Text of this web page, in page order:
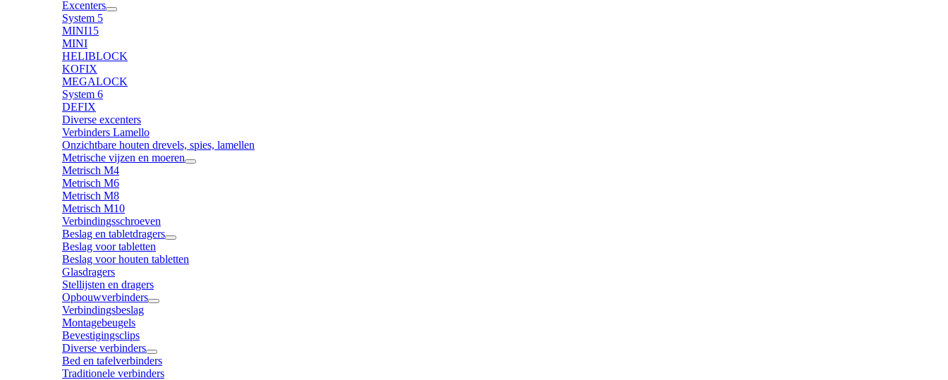
Excenters
System 5
MINI15
MINI
HELIBLOCK
KOFIX
MEGALOCK
System 6
DEFIX
Diverse excenters
Verbinders Lamello
Onzichtbare houten drevels, spies, lamellen
Metrische vijzen en moeren
Metrisch M4
Metrisch M6
Metrisch M8
Metrisch M10
Verbindingsschroeven
Beslag en tabletdragers
Beslag voor tabletten
Beslag voor houten tabletten
Glasdragers
Stellijsten en dragers
Opbouwverbinders
Verbindingsbeslag
Montagebeugels
Bevestigingsclips
Diverse verbinders
Bed en tafelverbinders
Traditionele verbinders